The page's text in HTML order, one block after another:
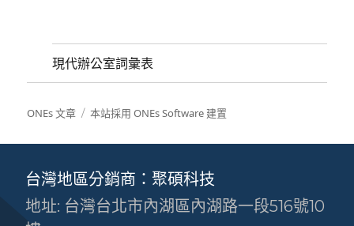
現代辦公室詞彙表
ONEs 文章 本站採用 ONEs Software 建置
台灣地區分銷商：聚碩科技
地址: 台灣台北市內湖區內湖路一段516號10